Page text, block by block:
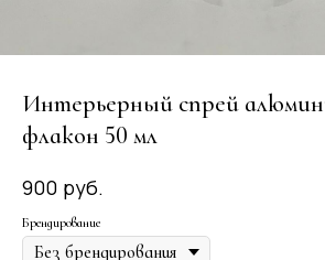
Интерьерный спрей
флакон 50 мл
900 руб.
Брендирование